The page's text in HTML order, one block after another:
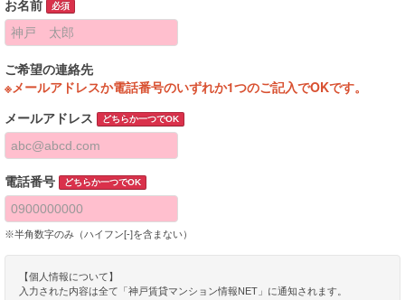
お名前 必須
ご希望の連絡先
※メールアドレスか電話番号のいずれか1つのご記入でOKです。
メールアドレス どちらか一つでOK
電話番号 どちらか一つでOK
※半角数字のみ（ハイフン[-]を含まない）
【個人情報について】
入力された内容は全て「神戸賃貸マンション情報NET」に通知されます。